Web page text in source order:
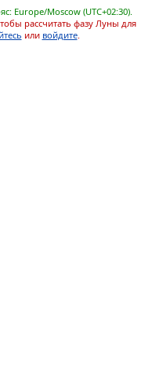
Europe/Moscow (UTC+02:30).
рассчитать фазу Луны для
или войдите.